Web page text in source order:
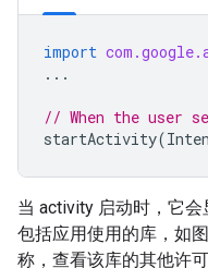
import
...
// When the user
startActivity(
当 activity 启动时，它会
包括应用使用的库，如
称，查看该库的其他许可